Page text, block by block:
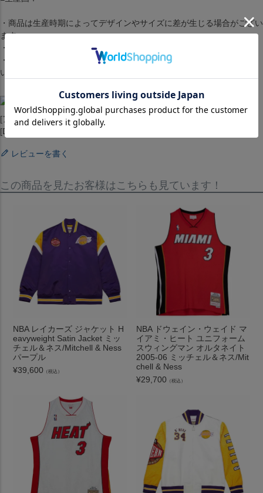
・商品は生産時期によってデザインやサイズに差が生じる場合がござい
ます。
・商品はモニターの影響で色の変化が感じられる場合がございます。
・洗濯・アイロンの使用につきましては、品質マークに従ってくださ
い。
[アウター][ジャンパー][Player Burst Warm-Up Jacket][Miami Heat]
[Dwyane Wade #3][White][バスケットボール][MIA][ウエイド]
レビューを書く
この商品を見たお客様はこちらも見ています！
NBA レイカーズ ジャケット H
eavyweight Satin Jacket ミッ
チェル＆ネス/Mitchell & Ness
パープル
¥39,600 （税込）
NBA ドウェイン・ウェイド マ
イアミ・ヒート ユニフォーム
スウィングマン オルタネイト
2005-06 ミッチェル＆ネス/Mit
chell & Ness
¥29,700 （税込）